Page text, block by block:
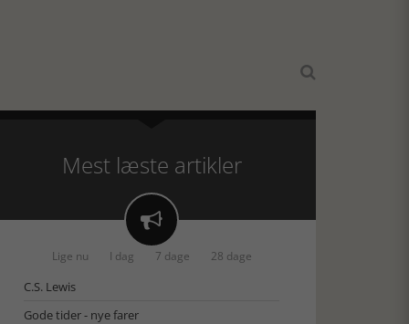

Mest læste artikler

Lige nu I dag 7 dage 28 dage
C.S. Lewis
Gode tider - nye farer